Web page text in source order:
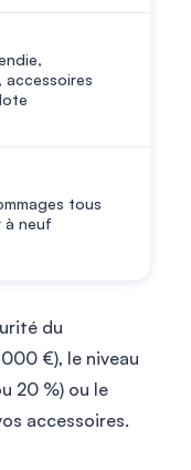
tous
à neuf
du
€), le niveau
20 %) ou le
accessoires.